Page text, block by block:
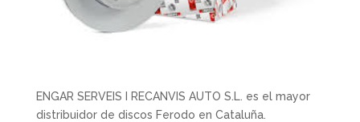
ENGAR SERVEIS I RECANVIS AUTO S.L. es el mayor
distribuidor de discos Ferodo en Cataluña.